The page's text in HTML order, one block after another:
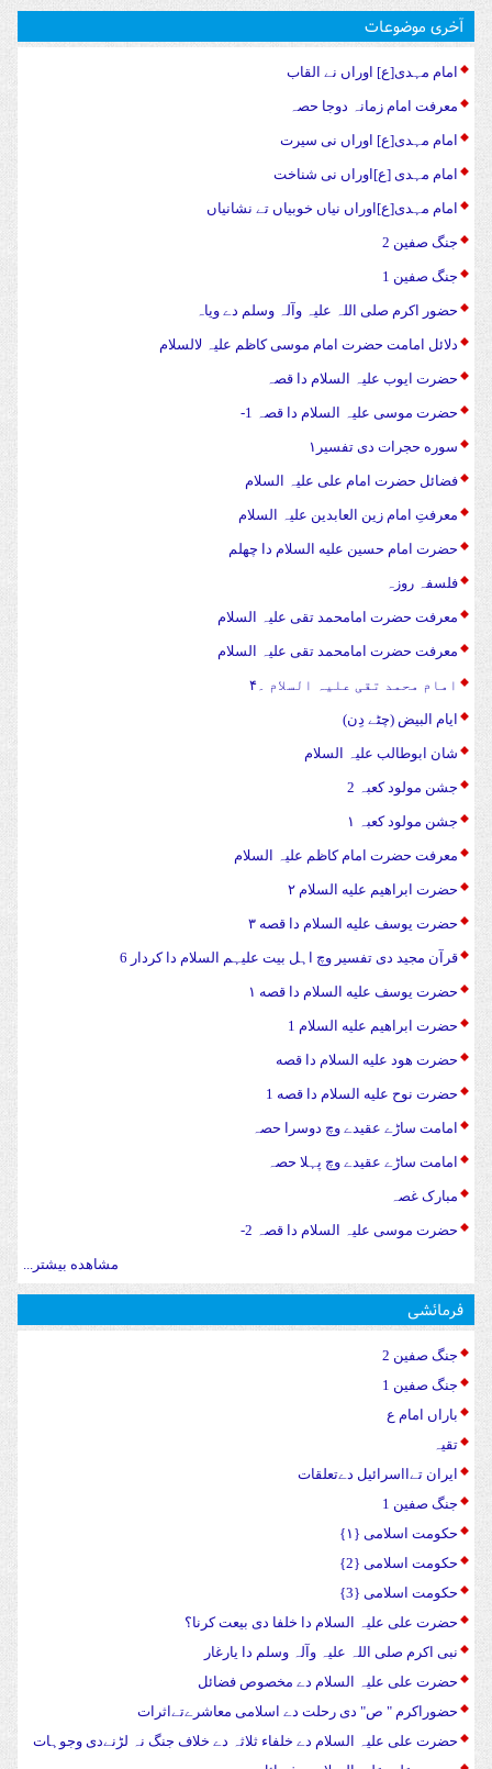
آخری موضوعات
امام مہدی[ع] اوراں نے القاب
معرفت امام زمانہ دوجا حصہ
امام مہدی[ع] اوراں نی سیرت
امام مہدی [ع]اوراں نی شناخت
امام مہدی[ع]اوراں نیاں خوبیاں تے نشانیاں
جنگ صفین 2
جنگ صفین 1
حضور اکرم صلی اللہ علیہ وآلہ وسلم دے ویاہ
دلائل امامت حضرت امام موسی کاظم علیہ لالسلام
حضرت ایوب علیہ السلام دا قصہ
حضرت موسی علیہ السلام دا قصہ 1-
سوره حجرات دی تفسیر۱
فضائل حضرت امام علی علیہ السلام
معرفتِ امام زین العابدین علیہ السلام
حضرت امام حسین علیه السلام دا چهلم
فلسفہ روزہ
معرفت حضرت امامحمد تقی علیہ السلام
معرفت حضرت امامحمد تقی علیہ السلام
امام محمد تقی علیہ السلام ۔۴
ایام البیض (چٹے دِن)
شان ابوطالب علیہ السلام
جشن مولود کعبہ 2
جشن مولود کعبہ ۱
معرفت حضرت امام کاظم علیہ السلام
حضرت ابراهیم علیه السلام ۲
حضرت يوسف علیه السلام دا قصه ۳
قرآن مجید دی تفسیر وچ اہل بیت علیہم السلام دا کردار 6
حضرت يوسف علیه السلام دا قصه ۱
حضرت ابراهیم علیه السلام 1
حضرت هود علیه السلام دا قصه
حضرت نوح علیه السلام دا قصه 1
امامت ساڑے عقیدے وچ دوسرا حصہ
امامت ساڑے عقیدے وچ پہلا حصہ
مبارک غصہ
حضرت موسی علیہ السلام دا قصہ 2-
مشاهده بیشتر...
فرمائشی
جنگ صفین 2
جنگ صفین 1
باراں امام ع
تقیہ
ایران تےااسرائیل دےتعلقات
جنگ صفین 1
حکومت اسلامی {۱}
حکومت اسلامی {2}
حکومت اسلامی {3}
حضرت علی علیہ السلام دا خلفا دی بیعت کرنا؟
نبی اکرم صلی اللہ علیہ وآلہ وسلم دا یارغار
حضرت علی علیہ السلام دے مخصوص فضائل
حضوراکرم " ص" دی رحلت دے اسلامی معاشرےتےاثرات
حضرت علی علیہ السلام دے خلفاء ثلاثہ دے خلاف جنگ نہ لڑنےدی وجوہات